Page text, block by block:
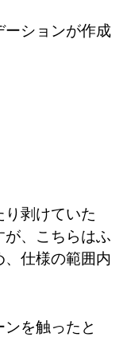
ーションが作成
剥けていた
が、こちらはふ
、仕様の範囲内
を触ったと